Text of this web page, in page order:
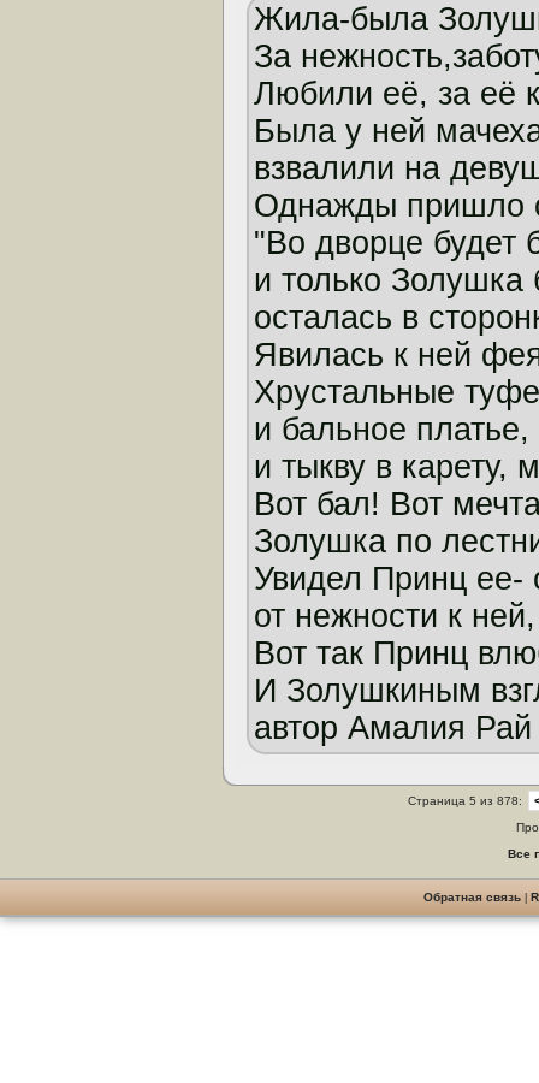
Жила-была
За
Любили её, за её
Была у ней
взвалили на
Однажды пришло
"Во дворце будет
и только Золушка
осталась в
Явилась к ней
Хрустальные
и бальное платье,
и тыкву в карету,
Вот бал! Вот
Золушка по
Увидел Принц ее-
от нежности к
Вот так Принц
И Золушкиным
автор Амалия Рай
Страница 5 из 878:
Все
Обратная связь